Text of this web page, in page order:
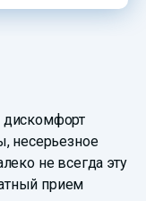
дискомфорт
несерьезное
не всегда эту
прием